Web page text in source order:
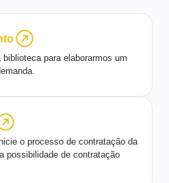
para elaborarmos um
o processo de contratação da
possibilidade de contratação